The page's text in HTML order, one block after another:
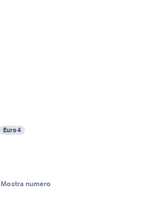
Euro 4
Mostra numero